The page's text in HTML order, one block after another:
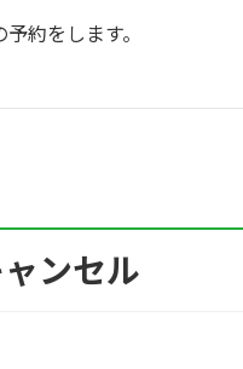
約をします。
ンセル